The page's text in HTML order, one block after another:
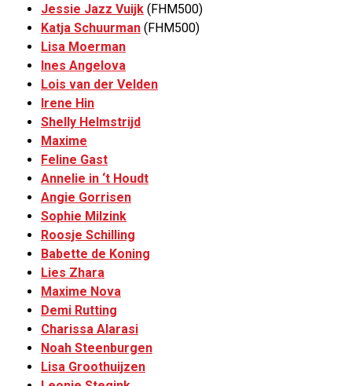
Jessie Jazz Vuijk (FHM500)
Katja Schuurman (FHM500)
Lisa Moerman
Ines Angelova
Lois van der Velden
Irene Hin
Shelly Helmstrijd
Maxime
Feline Gast
Annelie in ‘t Houdt
Angie Gorrisen
Sophie Milzink
Roosje Schilling
Babette de Koning
Lies Zhara
Maxime Nova
Demi Rutting
Charissa Alarasi
Noah Steenburgen
Lisa Groothuijzen